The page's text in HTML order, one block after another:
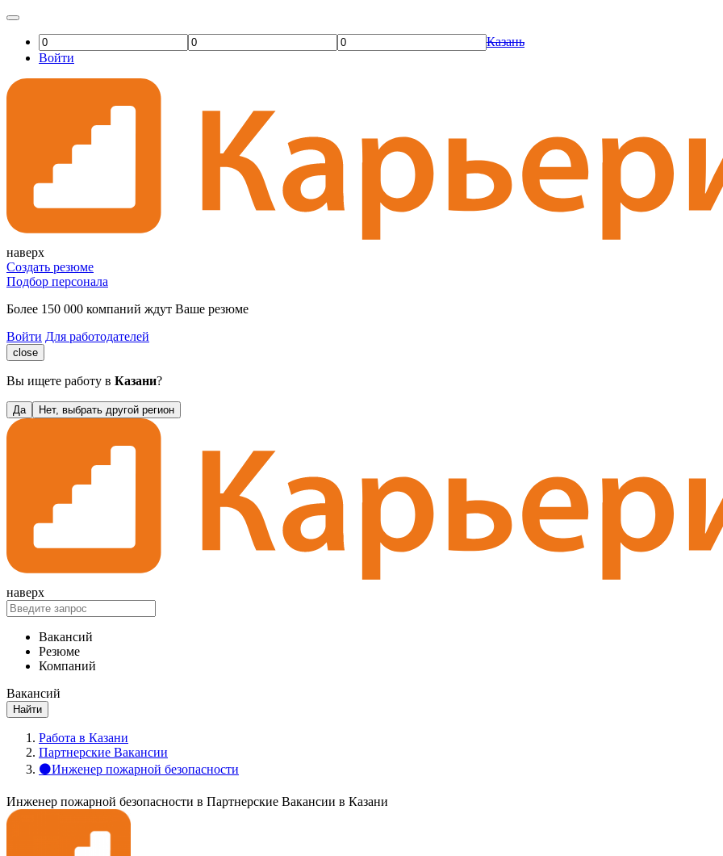
Казань
Войти
наверх
Создать резюме
Подбор персонала
Более 150 000 компаний ждут Ваше резюме
Войти Для работодателей
close
Вы ищете работу в Казани?
Да Нет, выбрать другой регион
наверх
Вакансий
Резюме
Компаний
Вакансий
Найти
Работа в Казани
Партнерские Вакансии
⚫Инженер пожарной безопасности
Инженер пожарной безопасности в Партнерские Вакансии в Казани